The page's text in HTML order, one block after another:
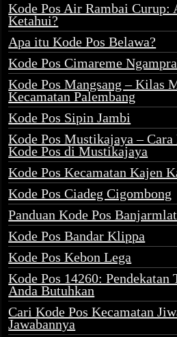
Kode Pos Air Rambai Curup:
Ketahui?
Apa itu Kode Pos Belawa?
Kode Pos Cimareme
Kode Pos Mangsang – Kilas
Kecamatan Palembang
Kode Pos Sipin Jambi
Kode Pos Mustikajaya –
Kode Pos di Mustikajaya
Kode Pos Kecamatan Kajen
Kode Pos Ciadeg Cigombong
Panduan Kode Pos
Kode Pos Bandar Klippa
Kode Pos Kebon Lega
Kode Pos 14260: Pendekatan
Anda Butuhkan
Cari Kode Pos Kecamatan
Jawabannya